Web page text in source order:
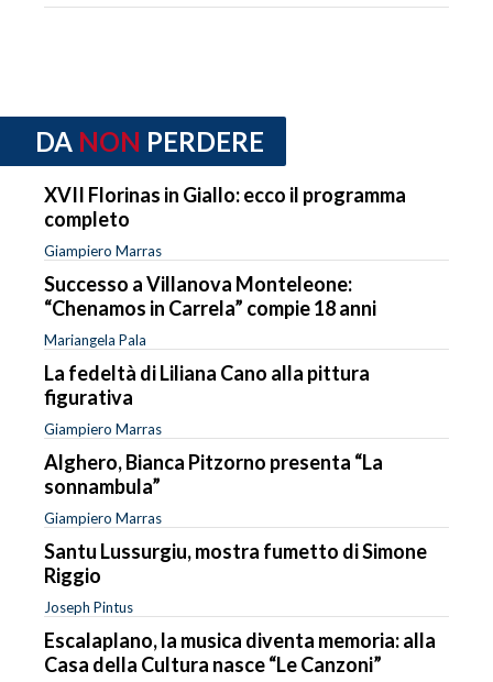
DA NON PERDERE
XVII Florinas in Giallo: ecco il programma
completo
Giampiero Marras
Successo a Villanova Monteleone:
“Chenamos in Carrela” compie 18 anni
Mariangela Pala
La fedeltà di Liliana Cano alla pittura
figurativa
Giampiero Marras
Alghero, Bianca Pitzorno presenta “La
sonnambula”
Giampiero Marras
Santu Lussurgiu, mostra fumetto di Simone
Riggio
Joseph Pintus
Escalaplano, la musica diventa memoria: alla
Casa della Cultura nasce “Le Canzoni”